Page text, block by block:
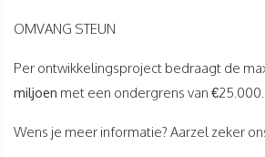
OMVANG STEUN
Per ontwikkelingsproject bedraagt de
miljoen met een ondergrens van €25.000.
Wens je meer informatie? Aarzel zeker